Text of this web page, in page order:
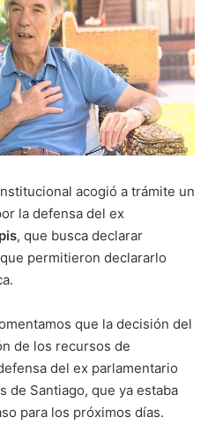
acogió a trámite un
la defensa del ex
, que busca declarar
permitieron declararlo
que la decisión del
de los recursos de
del ex parlamentario
de Santiago, que ya estaba
para los próximos días.